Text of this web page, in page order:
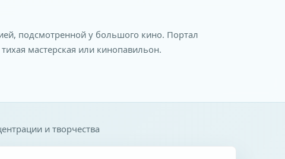
подсмотренной у большого кино. Портал
мастерская или кинопавильон.
и творчества